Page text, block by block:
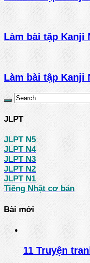
Làm bài tập Kanji
Làm bài tập Kanji
JLPT
JLPT N5
JLPT N4
JLPT N3
JLPT N2
JLPT N1
Tiếng Nhật cơ bản
Bài mới
11 Truyện